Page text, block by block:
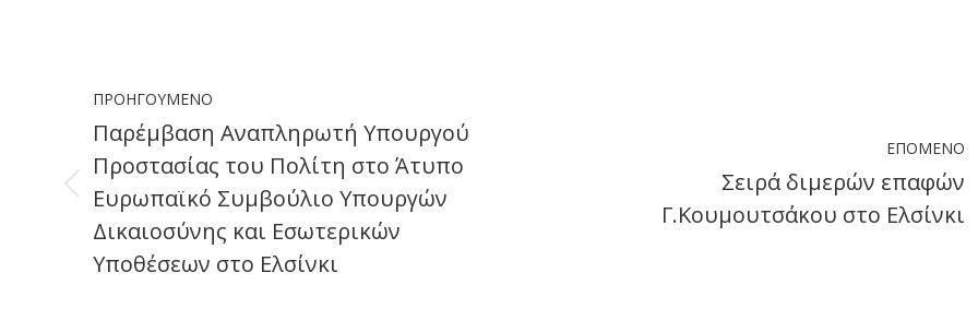
navigation
ΠΡΟΗΓΟΎΜΕΝΟ
Previous
post:
Παρέμβαση Αναπληρωτή Υπουργού
Προστασίας του Πολίτη στο Άτυπο
Ευρωπαϊκό Συμβούλιο Υπουργών
Δικαιοσύνης και Εσωτερικών
Υποθέσεων στο Ελσίνκι
ΕΠΌΜΕΝΟ
Σειρά διμερών επαφών
Γ.Κουμουτσάκου στο Ελσίνκι